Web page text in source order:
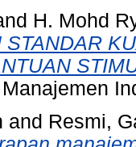
H. Mohd
and Resmi,